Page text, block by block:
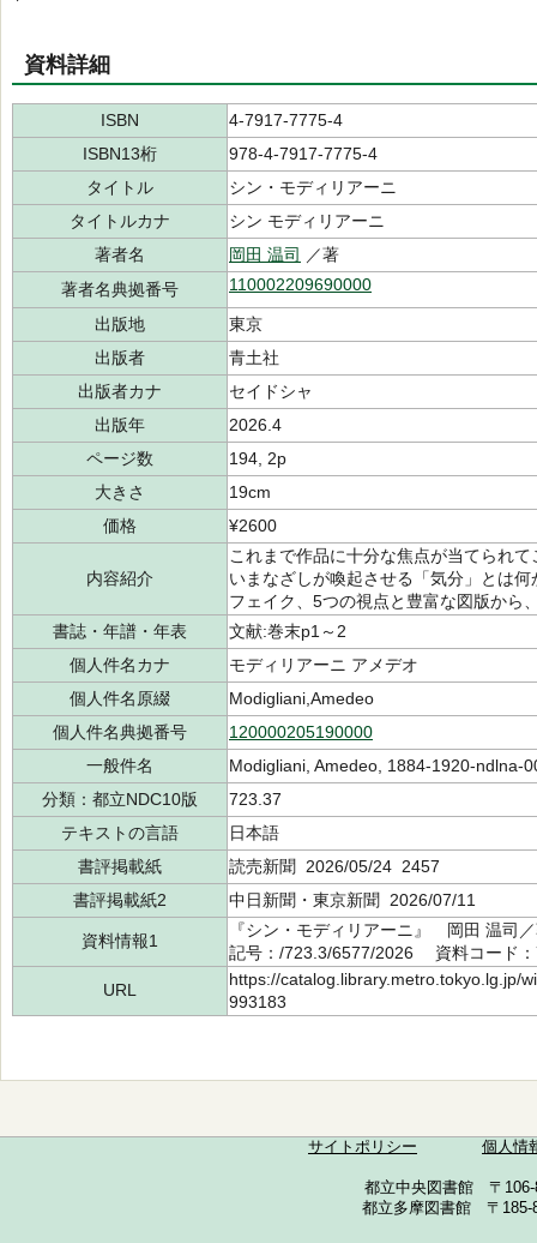
資料詳細
ISBN
4-7917-7775-4
ISBN13桁
978-4-7917-7775-4
タイトル
シン・モディリアーニ
タイトルカナ
シン モディリアーニ
著者名
岡田 温司
／著
著者名典拠番号
110002209690000
出版地
東京
出版者
青土社
出版者カナ
セイドシャ
出版年
2026.4
ページ数
194, 2p
大きさ
19cm
価格
¥2600
内容紹介
これまで作品に十分な焦点が当てられ
いまなざしが喚起させる「気分」とは
フェイク、5つの視点と豊富な図版から
書誌・年譜・年表
文献:巻末p1～2
個人件名カナ
モディリアーニ アメデオ
個人件名原綴
Modigliani,Amedeo
個人件名典拠番号
120000205190000
一般件名
Modigliani, Amedeo, 1884-1920-ndlna-
分類：都立NDC10版
723.37
テキストの言語
日本語
書評掲載紙
読売新聞 2026/05/24 2457
書評掲載紙2
中日新聞・東京新聞 2026/07/11
資料情報1
『シン・モディリアーニ』 岡田 温
記号：/723.3/6577/2026 資料コード
URL
https://catalog.library.metro.tokyo.lg.jp/
993183
サイトポリシー 個人情
都立中央図書館 〒
都立多摩図書館 〒185-